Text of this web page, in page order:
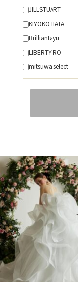
JILLSTUART
KIYOKO HATA
Brilliantayu
LIBERTYIRO
mitsuwa select